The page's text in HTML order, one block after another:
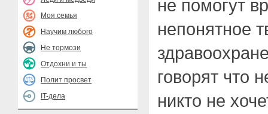
Моя семья
Научим любого
Не тормози
Отдохни и ты
Полит просвет
IT-дела
не помогут
непонятное
говорят что
никто не